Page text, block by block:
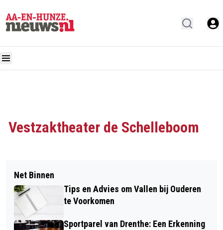
Vestzaktheater de Schelleboom
Net Binnen
Tips en Advies om Vallen bij Ouderen
te Voorkomen
Sportparel van Drenthe: Een Erkenning